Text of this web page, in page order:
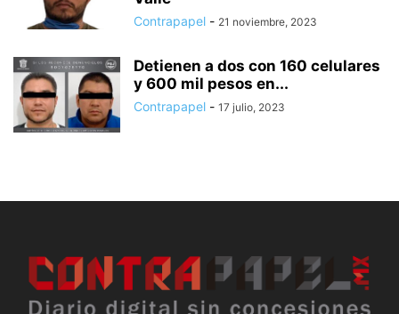
Contrapapel - 21 noviembre, 2023
Detienen a dos con 160 celulares
y 600 mil pesos en...
Contrapapel - 17 julio, 2023